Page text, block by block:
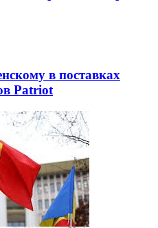
в поставках
Patriot